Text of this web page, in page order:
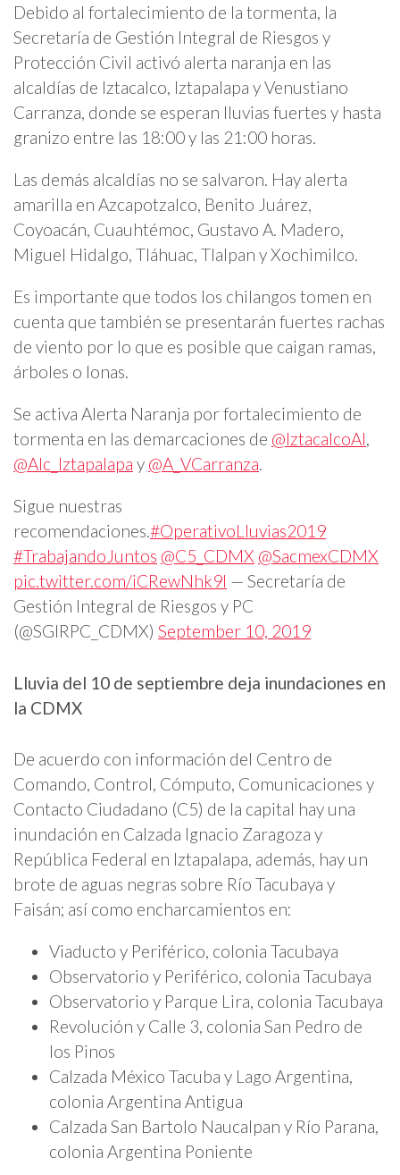
Debido al fortalecimiento de la tormenta, la
Secretaría de Gestión Integral de Riesgos y
Protección Civil activó alerta naranja en las
alcaldías de Iztacalco, Iztapalapa y Venustiano
Carranza, donde se esperan lluvias fuertes y hasta
granizo entre las 18:00 y las 21:00 horas.
Las demás alcaldías no se salvaron. Hay alerta
amarilla en Azcapotzalco, Benito Juárez,
Coyoacán, Cuauhtémoc, Gustavo A. Madero,
Miguel Hidalgo, Tláhuac, Tlalpan y Xochimilco.
Es importante que todos los chilangos tomen en
cuenta que también se presentarán fuertes rachas
de viento por lo que es posible que caigan ramas,
árboles o lonas.
Se activa Alerta Naranja por fortalecimiento de
tormenta en las demarcaciones de @IztacalcoAl,
@Alc_Iztapalapa y @A_VCarranza.
Sigue nuestras
recomendaciones.#OperativoLluvias2019
#TrabajandoJuntos @C5_CDMX @SacmexCDMX
pic.twitter.com/iCRewNhk9l — Secretaría de
Gestión Integral de Riesgos y PC
(@SGIRPC_CDMX) September 10, 2019
Lluvia del 10 de septiembre deja inundaciones en
la CDMX
De acuerdo con información del Centro de
Comando, Control, Cómputo, Comunicaciones y
Contacto Ciudadano (C5) de la capital hay una
inundación en Calzada Ignacio Zaragoza y
República Federal en Iztapalapa, además, hay un
brote de aguas negras sobre Río Tacubaya y
Faisán; así como encharcamientos en:
Viaducto y Periférico, colonia Tacubaya
Observatorio y Periférico, colonia Tacubaya
Observatorio y Parque Lira, colonia Tacubaya
Revolución y Calle 3, colonia San Pedro de
los Pinos
Calzada México Tacuba y Lago Argentina,
colonia Argentina Antigua
Calzada San Bartolo Naucalpan y Río Parana,
colonia Argentina Poniente